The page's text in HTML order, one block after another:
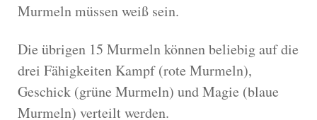
Murmeln müssen weiß sein.
Die übrigen 15 Murmeln können beliebig auf die
drei Fähigkeiten Kampf (rote Murmeln),
Geschick (grüne Murmeln) und Magie (blaue
Murmeln) verteilt werden.